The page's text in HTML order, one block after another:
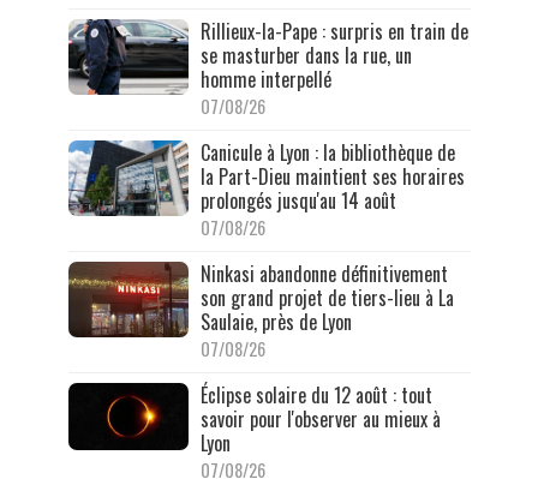
Rillieux-la-Pape : surpris en train de
se masturber dans la rue, un
homme interpellé
07/08/26
Canicule à Lyon : la bibliothèque de
la Part-Dieu maintient ses horaires
prolongés jusqu'au 14 août
07/08/26
Ninkasi abandonne définitivement
son grand projet de tiers-lieu à La
Saulaie, près de Lyon
07/08/26
Éclipse solaire du 12 août : tout
savoir pour l'observer au mieux à
Lyon
07/08/26